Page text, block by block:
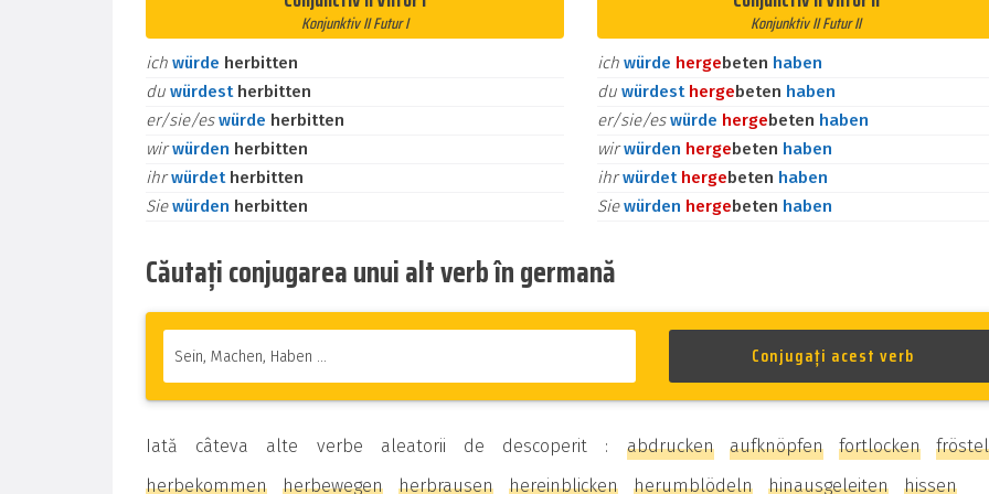
Konjunktiv II Futur I
ich würde herbitten
du würdest herbitten
er/sie/eswürde herbitten
wirwürden herbitten
ihrwürdet herbitten
Siewürden herbitten
Konjunktiv II Futur II
ich würde hergebeten haben
du würdest hergebeten haben
er/sie/eswürde hergebeten haben
wirwürden hergebeten haben
ihrwürdet hergebeten haben
Siewürden hergebeten haben
Căutați conjugarea unui alt verb în germană
Iată câteva alte verbe aleatorii de descoperit : abdrucken aufknöpfen fortlocken
herbekommen
herbewegen herbrausen hereinblicken herumblödeln hinausgeleiten hissen